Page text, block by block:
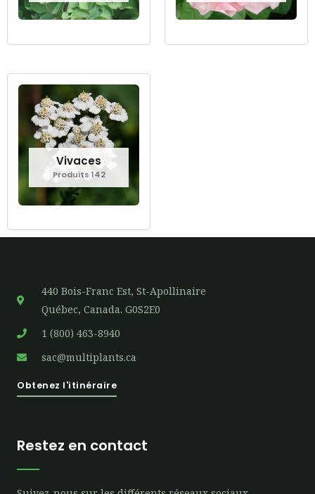
Vivaces
Produits 142
440 Bois-Franc Est, St-Apollinaire
Québec, Canada. G0S2E0
1 (800) 463-8940
sac@multiplants.ca
Obtenez l'itinéraire
Restez en contact